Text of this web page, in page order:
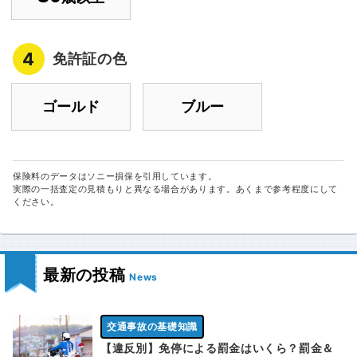
4 免許証の色
ゴールド ブルー
保険料のデータはソニー損保を引用しています。
実際の一括査定の見積もりと異なる場合があります。あくまで参考程度にして
ください。
最新の投稿 News
交通事故の基礎知識
【違反別】免停による罰金はいくら？罰金＆